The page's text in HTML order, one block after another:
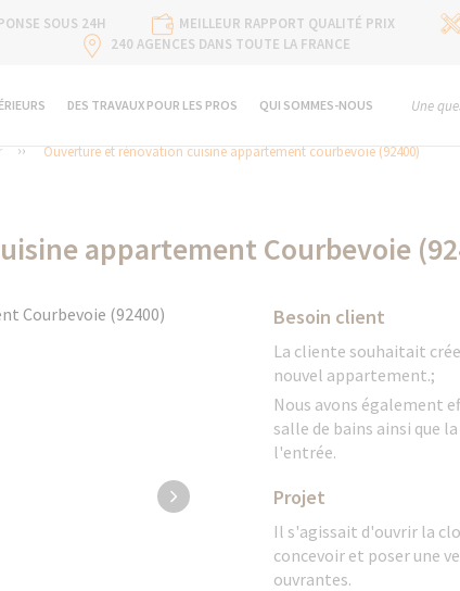
SOUS 24H MEILLEUR RAPPORT QUALITÉ PRIX
240 AGENCES DANS TOUTE LA FRANCE
DES TRAVAUX POUR LES PROS QUI SOMMES-NOUS Une
Ouverture et rénovation cuisine appartement courbevoie (92400)
appartement Courbevoie
Besoin client
La cliente souhaitait
nouvel appartement.;
Nous avons également
salle de bains ainsi que
l'entrée.
Projet
Il s'agissait d'ouvrir la
concevoir et poser une
ouvrantes.